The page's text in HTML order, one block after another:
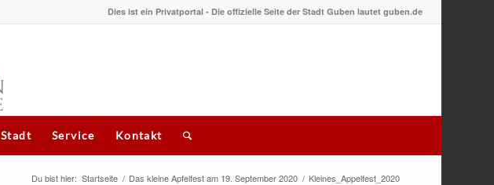
Dies ist ein Privatportal - Die offizielle Seite der Stadt Guben lautet guben.de
Stadt Service Kontakt
Du bist hier: Startseite / Das kleine Apfelfest am 19. September 2020 / Kleines_Appelfest_2020